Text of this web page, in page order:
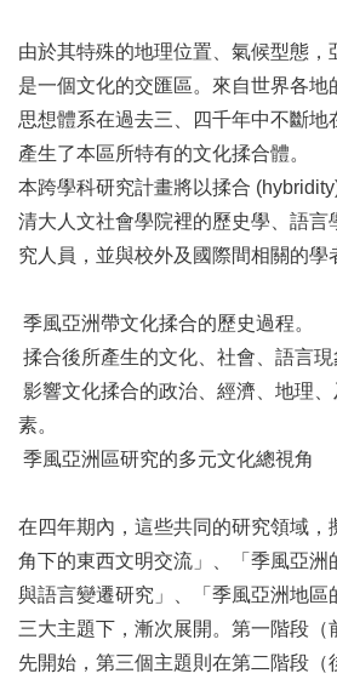
由於其特殊的地理位置、氣候型態，
是一個文化的交匯區。來自世界各地
思想體系在過去三、四千年中不斷地
產生了本區所特有的文化揉合體。
本跨學科研究計畫將以揉合
清大人文社會學院裡的歷史學、語言
究人員，並與校外及國際間相關的學
季風亞洲帶文化揉合的歷史過程。
揉合後所產生的文化、社會、語言現
影響文化揉合的政治、經濟、地理
素。
季風亞洲區研究的多元文化總視角
在四年期內，這些共同的研究領域，
角下的東西文明交流」、「季風亞洲
與語言變遷研究」、「季風亞洲地區
三大主題下，漸次展開。第一階段（
先開始，第三個主題則在第二階段（